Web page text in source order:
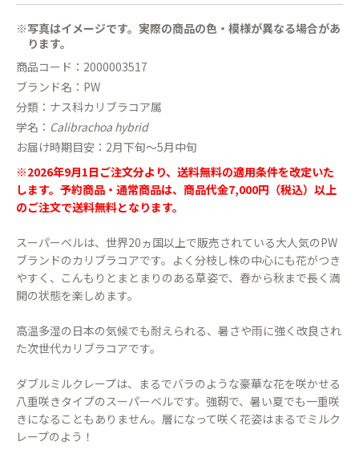
※写真はイメージです。実際の商品の色・模様が異なる場合があ
ります。
商品コード：2000003517
ブランド名：PW
分類：ナス科カリブラコア属
学名： Calibrachoa hybrid
お届け時期目安：2月下旬〜5月中旬
※2026年9月1日ご注文分より、送料無料の適用条件を改定いた
します。予約商品・通常商品は、商品代金7,000円（税込）以上
のご注文で送料無料となります。
スーパーベルは、世界20ヵ国以上で販売されている大人気のPW
ブランドのカリブラコアです。よく分枝し株の中心にも花がつき
やすく、こんもりとまとまりのある草姿で、春から秋まで長く満
開の状態を楽しめます。
高温多湿の日本の気候でも耐えられる、暑さや雨に強く改良され
た次世代カリブラコアです。
ダブルミルクレープは、まるでバラのような豪華な花を咲かせる
八重咲きタイプのスーパーベルです。強靭で、暑い夏でも一重咲
きになることもありません。層になって咲く花姿はまるでミルク
レープのよう！